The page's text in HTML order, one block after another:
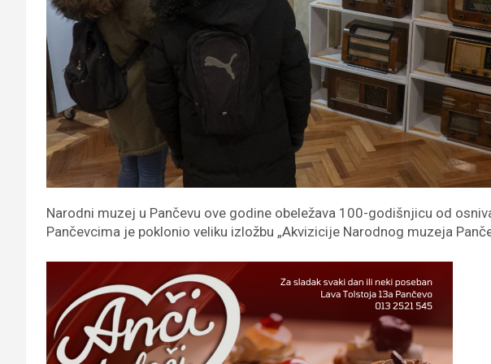
Narodni muzej u Pančevu ove godine obeležava 100-godišnjicu od
Pančevcima je poklonio veliku izložbu „Akvizicije Narodnog muzeja